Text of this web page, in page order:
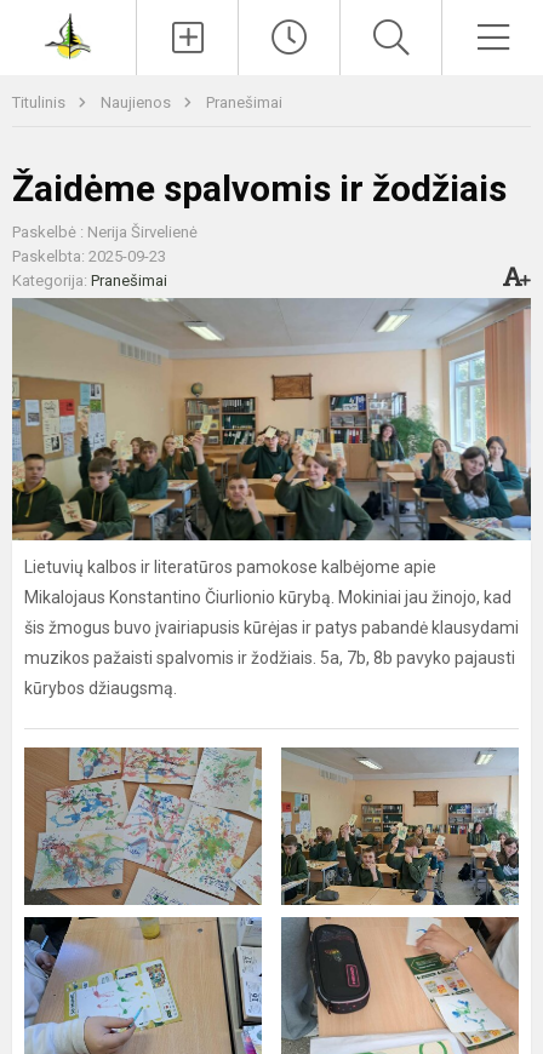
Titulinis Naujienos Pranešimai
Žaidėme spalvomis ir žodžiais
Paskelbė : Nerija Širvelienė
Paskelbta: 2025-09-23
Kategorija: Pranešimai
Lietuvių kalbos ir literatūros pamokose kalbėjome apie
Mikalojaus Konstantino Čiurlionio kūrybą. Mokiniai jau žinojo, kad
šis žmogus buvo įvairiapusis kūrėjas ir patys pabandė klausydami
muzikos pažaisti spalvomis ir žodžiais. 5a, 7b, 8b pavyko pajausti
kūrybos džiaugsmą.